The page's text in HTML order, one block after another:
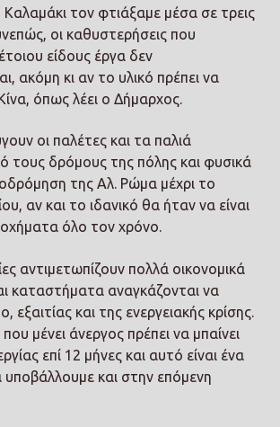
τον φτιάξαμε μέσα σε τρεις
οι καθυστερήσεις που
είδους έργα δεν
ακόμη κι αν το υλικό πρέπει να
όπως λέει ο Δήμαρχος.
οι παλέτες και τα παλιά
τους δρόμους της πόλης και φυσικά
της Αλ. Ρώμα μέχρι το
αν και το ιδανικό θα ήταν να είναι
οχήματα όλο τον χρόνο.
αντιμετωπίζουν πολλά οικονομικά
καταστήματα αναγκάζονται να
εξαιτίας και της ενεργειακής κρίσης.
μένει άνεργος πρέπει να μπαίνει
επί 12 μήνες και αυτό είναι ένα
και στην επόμενη